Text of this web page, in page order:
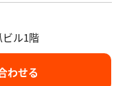
ル1階
わせる